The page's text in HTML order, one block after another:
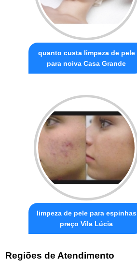
quanto custa limpeza de pele
para noiva Casa Grande
limpeza de pele para espinhas
preço Vila Lúcia
Regiões de Atendimento